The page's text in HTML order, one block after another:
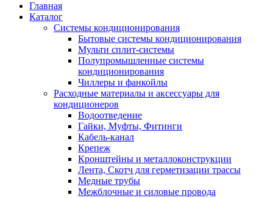
Главная
Каталог
Системы кондиционирования
Бытовые системы кондиционирования
Мульти сплит-системы
Полупромышленные системы
кондиционирования
Чиллеры и фанкойлы
Расходные материалы и аксессуары для
кондиционеров
Водоотведение
Гайки, Муфты, Фитинги
Кабель-канал
Крепеж
Кронштейны и металлоконструкции
Лента, Скотч для герметизации трассы
Медные трубы
Межблочные и силовые провода